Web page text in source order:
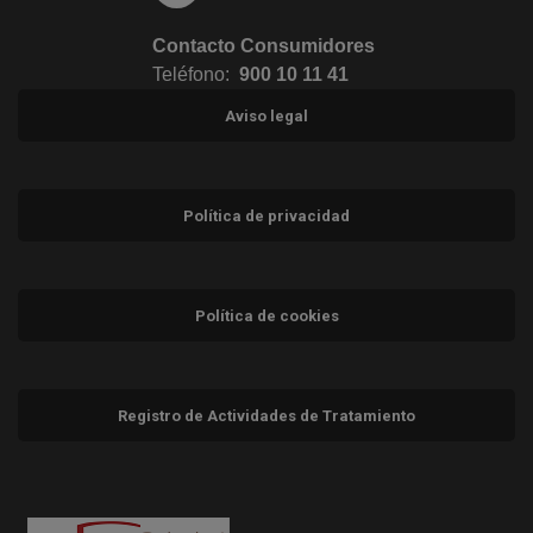
Contacto Consumidores
Teléfono: 900 10 11 41
Aviso legal
Política de privacidad
Política de cookies
Registro de Actividades de Tratamiento